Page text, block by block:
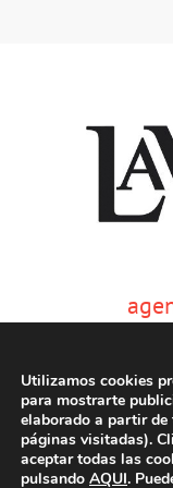
Utilizamos cookies
para mostrarte
elaborado a partir de
páginas visitadas).
aceptar todas las
pulsando AQUI.